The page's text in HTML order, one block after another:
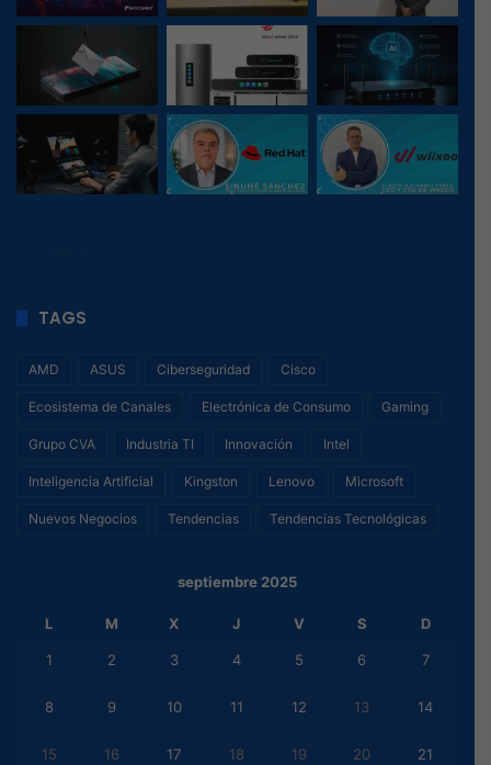
TAGS
AMD ASUS Ciberseguridad Cisco
Ecosistema de Canales Electrónica de Consumo Gaming
Grupo CVA Industria TI Innovación Intel
Inteligencia Artificial Kingston Lenovo Microsoft
Nuevos Negocios Tendencias Tendencias Tecnológicas
septiembre 2025
L M X J V S D
1 2 3 4 5 6 7
8 9 10 11 12 13 14
15 16 17 18 19 20 21